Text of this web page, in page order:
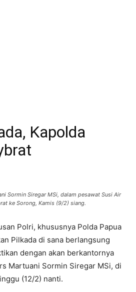
Kapolda
Sormin Siregar MSi, dalam pesawat Susi Air
ke Sorong, Kamis (9/2) siang.
Polri, khususnya Polda Papua
Pilkada di sana berlangsung
dengan akan berkantornya
Martuani Sormin Siregar MSi, di
(12/2) nanti.